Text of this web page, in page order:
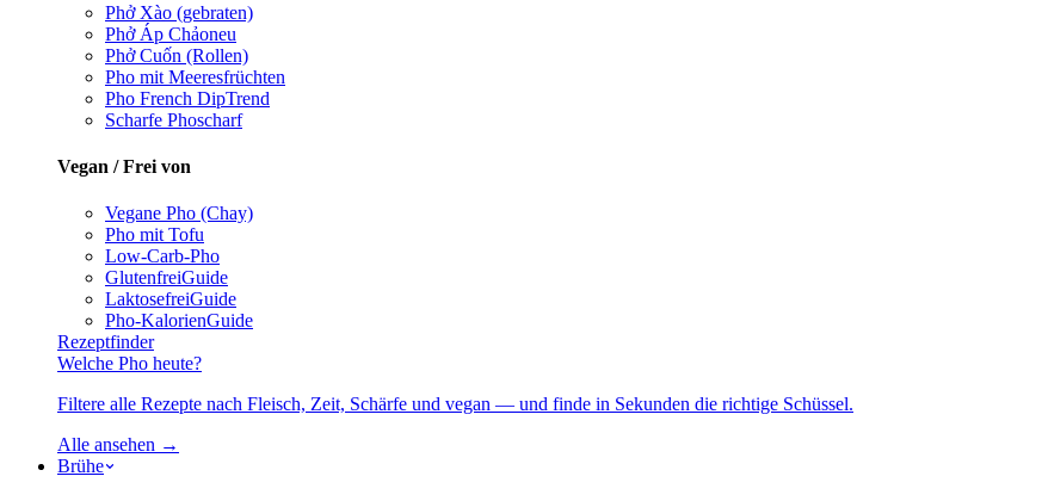
Phở Xào (gebraten)
Phở Áp Chảoneu
Phở Cuốn (Rollen)
Pho mit Meeresfrüchten
Pho French DipTrend
Scharfe Phoscharf
Vegan / Frei von
Vegane Pho (Chay)
Pho mit Tofu
Low-Carb-Pho
GlutenfreiGuide
LaktosefreiGuide
Pho-KalorienGuide
Rezeptfinder
Welche Pho heute?
Filtere alle Rezepte nach Fleisch, Zeit, Schärfe und vegan — und finde in Sekunden die richtige Schüssel.
Alle ansehen →
Brühe